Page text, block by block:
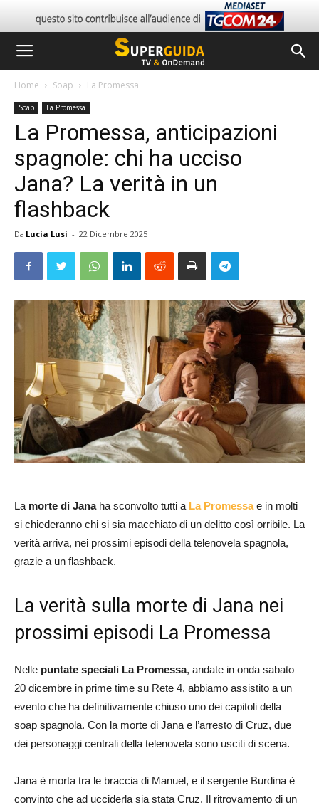
Home Soap La Promessa
Soap La Promessa
La Promessa, anticipazioni
spagnole: chi ha ucciso
Jana? La verità in un
flashback
Da Lucia Lusi - 22 Dicembre 2025
La morte di Janaha sconvolto tutti a La Promessae in molti
si chiederanno chi si sia macchiato di un delitto così orribile. La
verità arriva, nei prossimi episodi della telenovela spagnola,
grazie a un flashback.
La verità sulla morte di Jana nei
prossimi episodi La Promessa
Nelle puntate speciali La Promessa, andate in onda sabato
20 dicembre in prime time su Rete 4, abbiamo assistito a un
evento che ha definitivamente chiuso uno dei capitoli della
soap spagnola. Con la morte di Jana e l’arresto di Cruz, due
dei personaggi centrali della telenovela sono usciti di scena.
Jana è morta tra le braccia di Manuel, e il sergente Burdina è
convinto che ad ucciderla sia stata Cruz. Il ritrovamento di un